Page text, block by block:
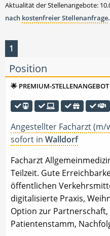
Aktualität der Stellenangebote:
nach kostenfreier Stellenanfrage.
1
Position
🌟 PREMIUM-
Angestellter Facharzt (m/
sofort in Walldorf
Facharzt
Teilzeit. Gute
öffentlichen
digitalisierte Praxis,
Option zur
Patientenstamm,